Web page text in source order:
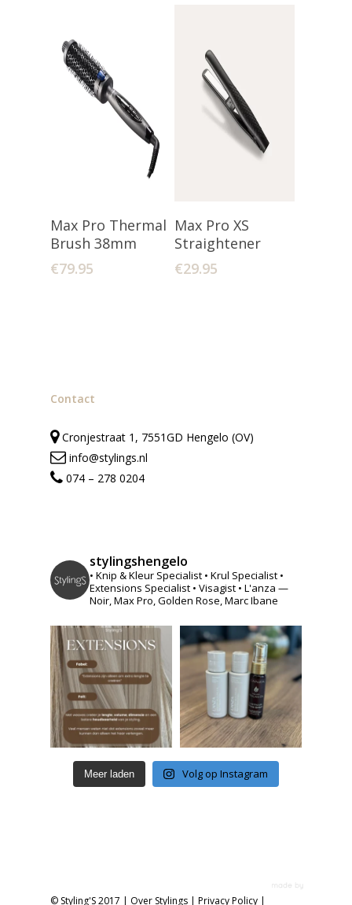
Toevoegen
Aan Winkelwagen
Max Pro Thermal
Brush 38mm
€79.95
Lees Verder
Max Pro XS
Straightener
€29.95
Contact
Cronjestraat 1, 7551GD Hengelo (OV)
info@stylings.nl
074 – 278 0204
stylingshengelo
• Knip & Kleur Specialist • Krul Specialist •
Extensions Specialist • Visagist • L'anza —
Noir, Max Pro, Golden Rose, Marc Ibane
Meer laden Volg op Instagram
© Styling'S 2017 | Over Stylings | Privacy Policy |